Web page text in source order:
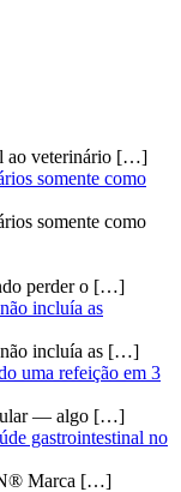
ao veterinário […]
somente como
somente como
perder o […]
incluía as
incluía as […]
uma refeição em 3
— algo […]
gastrointestinal no
Marca […]